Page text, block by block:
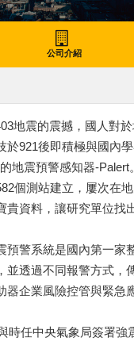
公司介紹
地震的震撼，國人對
於921後即積極與國內
地震預警感知器-Palert
個測站建立，屢次在
貴資料，讓研究單位找
預警系統是國內第一家
並透過不同報警方式，
企業風險控管與緊急
時任中央氣象局簽署強